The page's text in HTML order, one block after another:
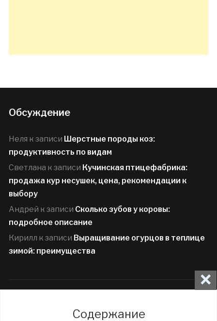
Обсуждение
Неля к записи Шерстные породы коз:
продуктивность по видам
Светлана к записи Кучинская птицефабрика:
продажа кур несушек, цена, рекомендации к
выбору
Андрей к записи Сколько зубов у коровы:
подробное описание
Кирилл к записи Выращивание огурцов в теплице
зимой: преимущества
Контакты| Карта сайта | О сайте
Содержание
×